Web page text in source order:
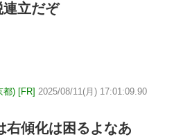
立だぞ
都) [FR] 2025/08/11(月) 17:01:09.90
右傾化は困るよなあ